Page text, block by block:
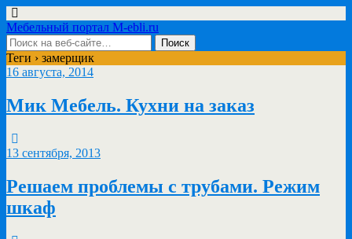
Мебельный портал M-ebli.ru
Теги › замерщик
16 августа, 2014
Мик Мебель. Кухни на заказ
13 сентября, 2013
Решаем проблемы с трубами. Режим
шкаф